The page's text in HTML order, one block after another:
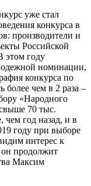
уже стал
конкурса в
производители и
Российской
году
номинации,
конкурса по
чем в 2 раза –
«Народного
70 тыс.
чем год назад, и в
году при выборе
интерес к
продолжит
Максим